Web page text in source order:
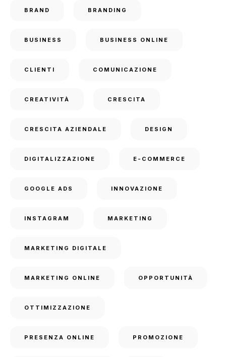
BRAND BRANDING
BUSINESS BUSINESS ONLINE
CLIENTI COMUNICAZIONE
CREATIVITÀ CRESCITA
CRESCITA AZIENDALE DESIGN
DIGITALIZZAZIONE E-COMMERCE
GOOGLE ADS INNOVAZIONE
INSTAGRAM MARKETING
MARKETING DIGITALE
MARKETING ONLINE OPPORTUNITÀ
OTTIMIZZAZIONE
PRESENZA ONLINE PROMOZIONE